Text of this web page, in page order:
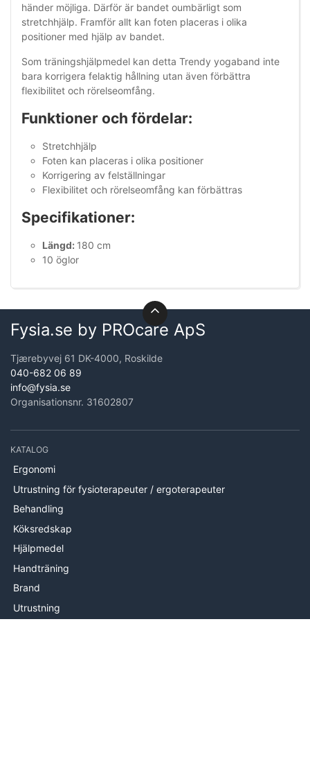
händer möjliga. Därför är bandet oumbärligt som
stretchhjälp. Framför allt kan foten placeras i olika
positioner med hjälp av bandet.
Som träningshjälpmedel kan detta Trendy yogaband inte
bara korrigera felaktig hållning utan även förbättra
flexibilitet och rörelseomfång.
Funktioner och fördelar:
Stretchhjälp
Foten kan placeras i olika positioner
Korrigering av felställningar
Flexibilitet och rörelseomfång kan förbättras
Specifikationer:
Längd: 180 cm
10 öglor
Fysia.se by PROcare ApS
Tjærebyvej 61 DK-4000, Roskilde
040-682 06 89
info@fysia.se
Organisationsnr. 31602807
KATALOG
Ergonomi
Utrustning för fysioterapeuter / ergoterapeuter
Behandling
Köksredskap
Hjälpmedel
Handträning
Brand
Utrustning